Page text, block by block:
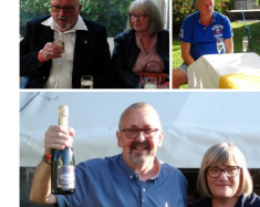
ARMCHAIR